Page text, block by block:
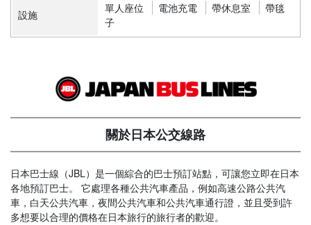
設施 單人座位 電池充電 帶休息室
帶毯
子
關於日本公交線路
日本巴士線（JBL）是一個綜合的巴士預訂站點，可讓您立即在日本
各地預訂巴士。 它處理各種公共汽車產品，例如高速公路公共汽
車，白天公共汽車，夜間公共汽車和公共汽車通行證，並且受到許
多想要以合理的價格在日本旅行的旅行者的歡迎。